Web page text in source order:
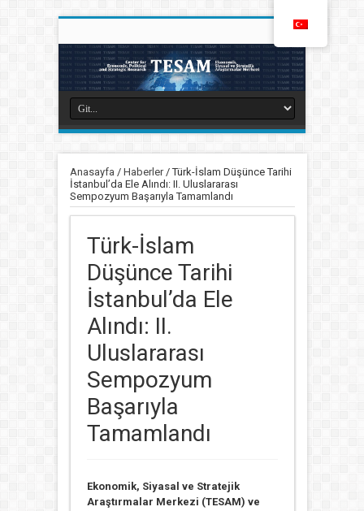
Anasayfa / Haberler/Türk-İslam Düşünce Tarihi
İstanbul’da Ele Alındı: II. Uluslararası
Sempozyum Başarıyla Tamamlandı
Türk-İslam
Düşünce Tarihi
İstanbul’da Ele
Alındı: II.
Uluslararası
Sempozyum
Başarıyla
Tamamlandı
Ekonomik, Siyasal ve Stratejik
Araştırmalar Merkezi (TESAM) ve